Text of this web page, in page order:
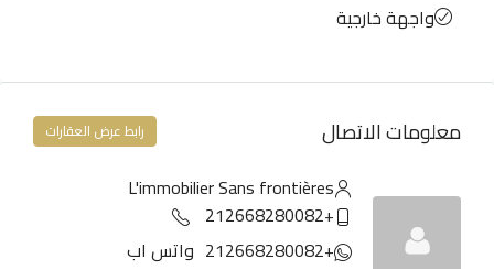
واجهة خارجية
معلومات الاتصال رابط عرض العقارات
L'immobilier Sans frontières
+212668280082
+212668280082
واتس اب